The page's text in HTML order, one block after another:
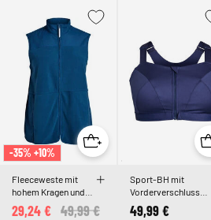
-35% +10%
Fleeceweste mit
hohem Kragen und
Taschen
Price reduced from
49,99 €
29,24 €
Sport-BH mit
Vorderverschluss
und hohem Halt
49,99 €